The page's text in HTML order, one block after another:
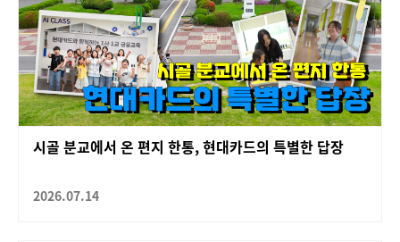
시골 분교에서 온 편지 한통, 현대카드의 특별한 답장
2026.07.14